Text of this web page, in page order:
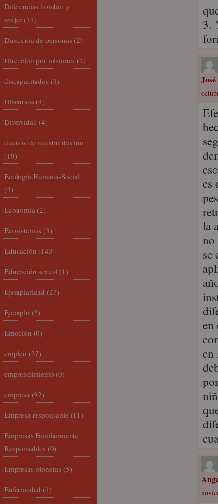
3.
es
la
no
se
en
en
Diferencias hombre y
mujer (11)
Dirección de personas (2)
Dirección por misiones (2)
discapacitados (8)
Discursos (4)
Diversidad (4)
dueños de nuestro destino
(19)
Ecología Humana-Social
(4)
Economía (2)
Ecosistemas (3)
Educación (143)
Educación sexual (1)
Ejemplaridad (27)
Ejemplo (2)
Emoción (0)
empleo (37)
emprendimiento (0)
empresa (92)
Empresa responsable (11)
Empresas Familiarmente
Responsables (0)
Empresas pioneras (5)
Enfermedad (1)